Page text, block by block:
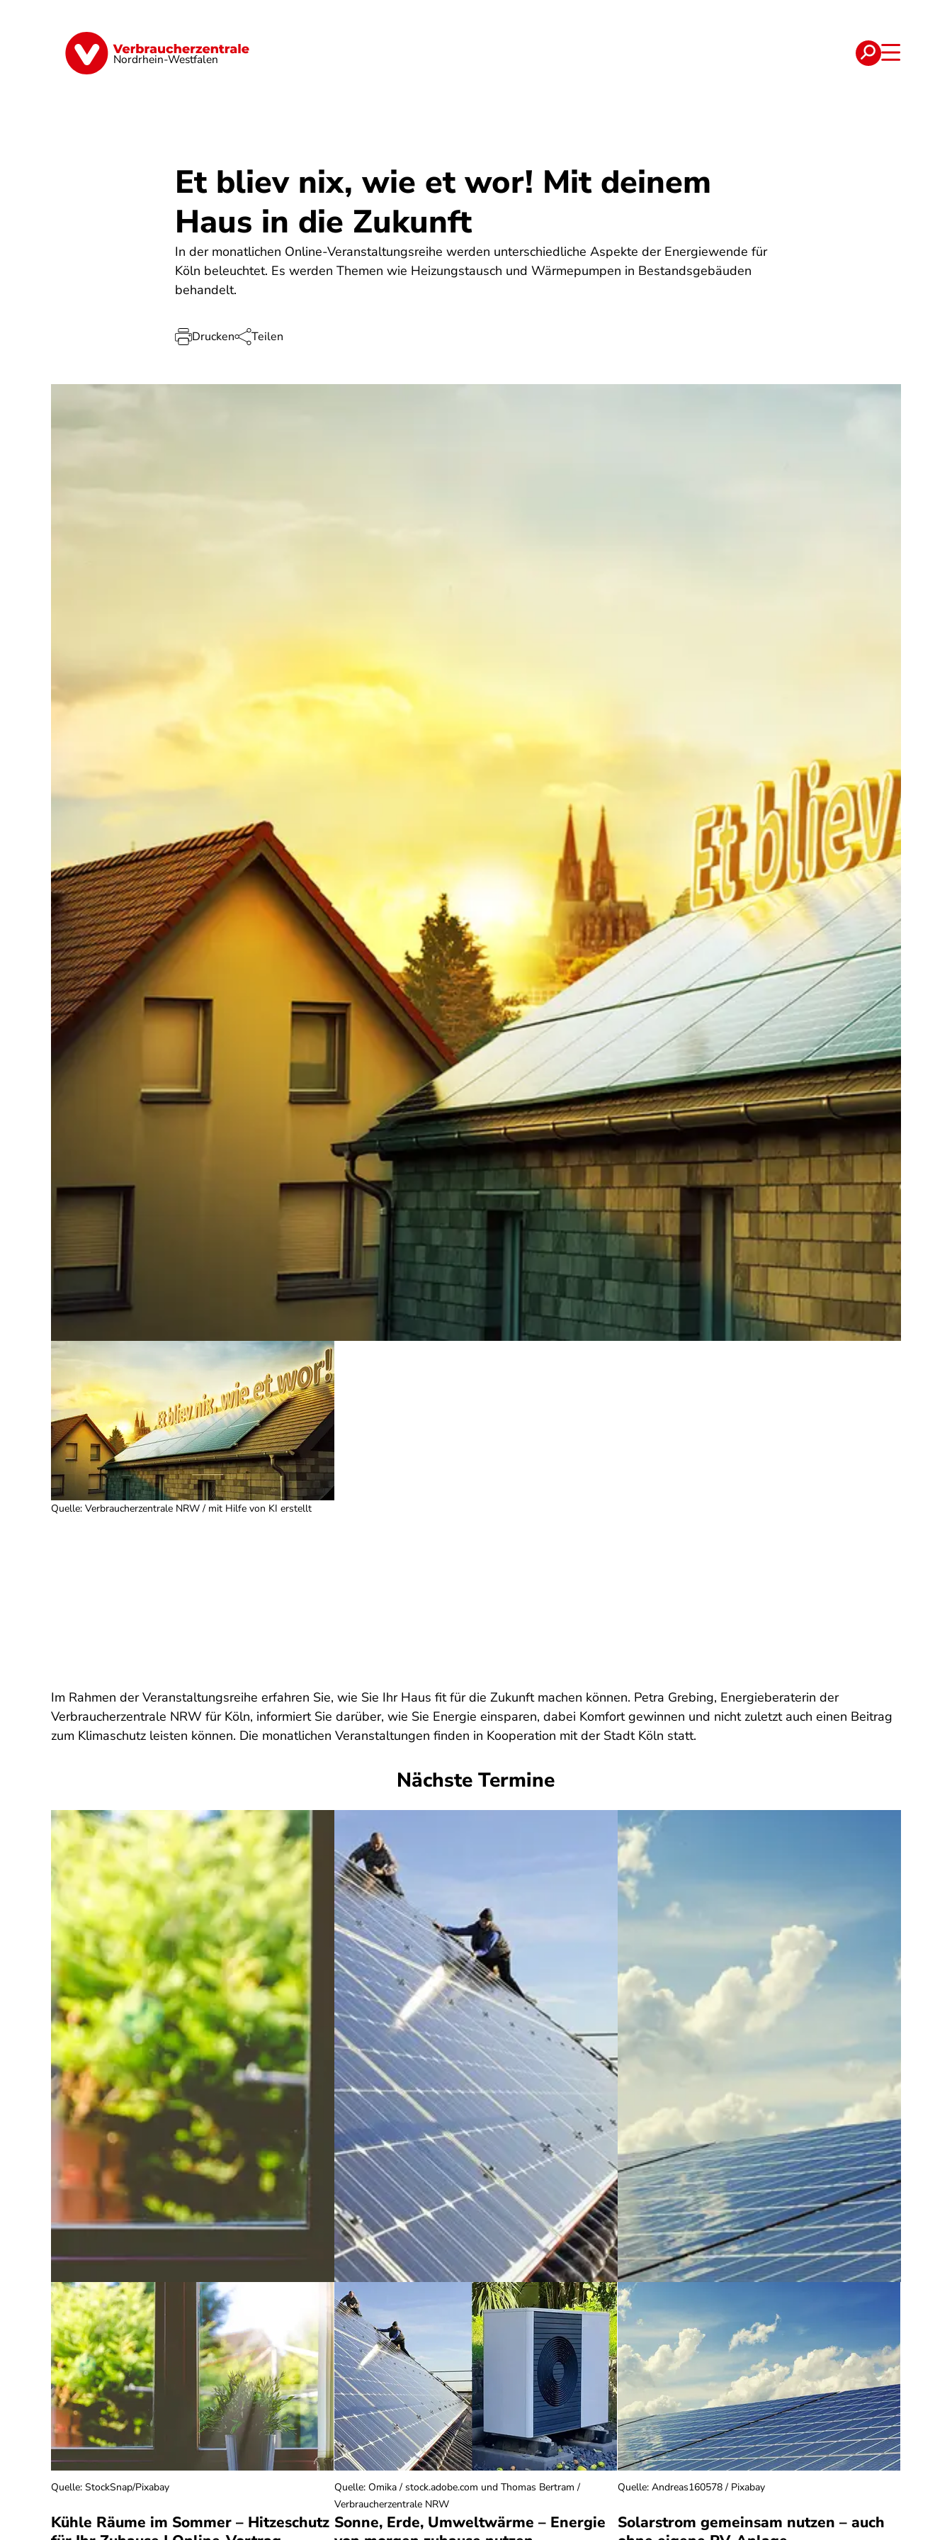
Nordrhein-Westfalen
Finanzen Digitales Lebensmittel
Et bliev nix, wie et wor! Mit deinem
Haus in die Zukunft
In der monatlichen Online-Veranstaltungsreihe werden unterschiedliche Aspekte der Energiewende für
Köln beleuchtet. Es werden Themen wie Heizungstausch und Wärmepumpen in Bestandsgebäuden
behandelt.
Drucken Teilen
Quelle: Verbraucherzentrale NRW / mit Hilfe von KI erstellt
Im Rahmen der Veranstaltungsreihe erfahren Sie, wie Sie Ihr Haus fit für die Zukunft machen können. Petra Grebing, Energieberaterin der
Verbraucherzentrale NRW für Köln, informiert Sie darüber, wie Sie Energie einsparen, dabei Komfort gewinnen und nicht zuletzt auch einen Beitrag
zum Klimaschutz leisten können. Die monatlichen Veranstaltungen finden in Kooperation mit der Stadt Köln statt.
Nächste Termine
Kühle Räume im Sommer – Hitzeschutz
Quelle: StockSnap/Pixabay
Sonne, Erde, Umweltwärme – Energie
Quelle: Omika / stock.adobe.com und Thomas Bertram /
Verbraucherzentrale NRW
Solarstrom gemeinsam nutzen – auch
Quelle: Andreas160578 / Pixabay